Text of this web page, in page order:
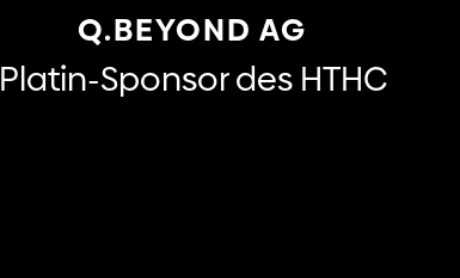
Q.BEYOND AG
Platin-Sponsor des HTHC